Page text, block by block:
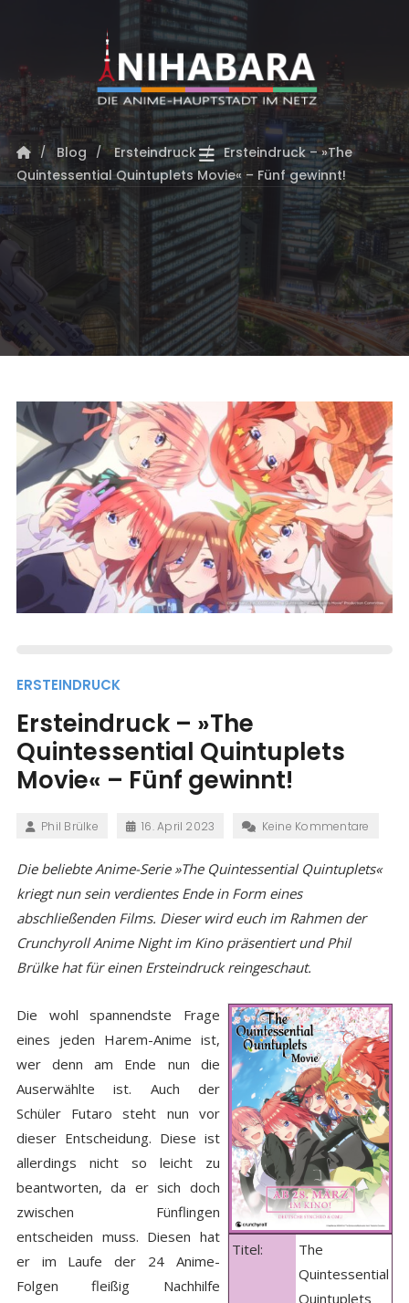
Blog Ersteindruck
Ersteindruck – »The
Quintessential Quintuplets Movie« – Fünf gewinnt!
ERSTEINDRUCK
Ersteindruck – »The
Quintessential Quintuplets
Movie« – Fünf gewinnt!
Phil Brülke 16. April 2023 Keine Kommentare
Die beliebte Anime-Serie »The Quintessential Quintuplets«
kriegt nun sein verdientes Ende in Form eines
abschließenden Films. Dieser wird euch im Rahmen der
Crunchyroll Anime Night im Kino präsentiert und Phil
Brülke hat für einen Ersteindruck reingeschaut.
Titel:
The
Quintessential
Quintuplets
Die wohl spannendste Frage
eines jeden Harem-Anime ist,
wer denn am Ende nun die
Auserwählte ist. Auch der
Schüler Futaro steht nun vor
dieser Entscheidung. Diese ist
allerdings nicht so leicht zu
beantworten, da er sich doch
zwischen Fünflingen
entscheiden muss. Diesen hat
er im Laufe der 24 Anime-
Folgen fleißig Nachhilfe